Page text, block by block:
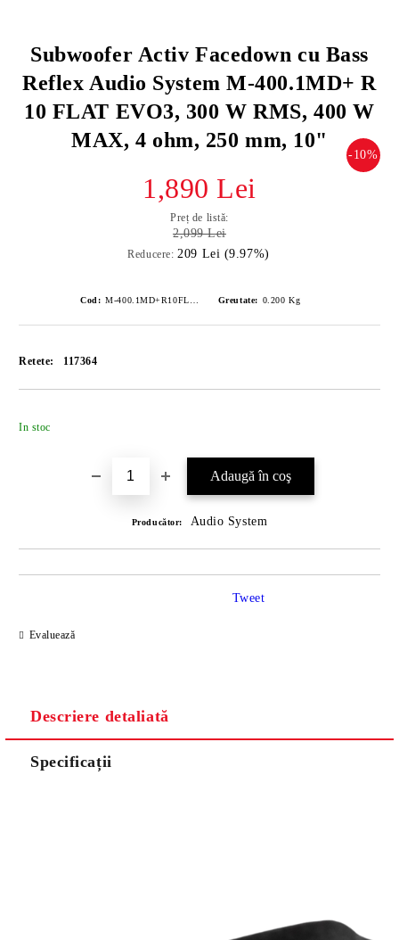
Subwoofer Activ Facedown cu Bass
Reflex Audio System M-400.1MD+ R
10 FLAT EVO3, 300 W RMS, 400 W
MAX, 4 ohm, 250 mm, 10"
-10%
1,890 Lei
Preț de listă:
2,099 Lei
Reducere: 209 Lei (9.97%)
Cod: Greutate: 0.200 Kg
Retete: 117364
In stoc
Producător: Audio System
Evaluează
Tweet
Descriere detaliată
Specificații